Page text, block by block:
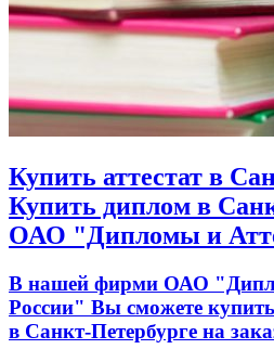
Купить аттестат в
Купить диплом в
ОАО "Дипломы и
В нашей фирми ОАО
России" Вы сможете
в Санкт-Петербурге на